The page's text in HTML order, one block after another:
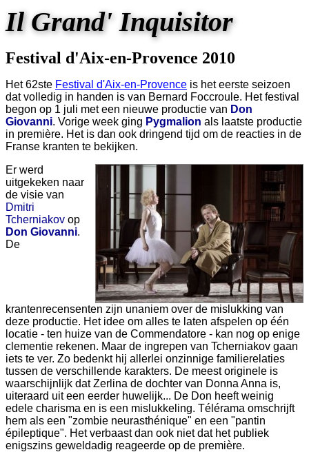
Il Grand' Inquisitor
Festival d'Aix-en-Provence 2010
Het 62ste Festival d'Aix-en-Provence is het eerste seizoen
dat volledig in handen is van Bernard Foccroule. Het festival
begon op 1 juli met een nieuwe productie van Don
Giovanni. Vorige week ging Pygmalion als laatste productie
in première. Het is dan ook dringend tijd om de reacties in de
Franse kranten te bekijken.
Er werd
uitgekeken naar
de visie van
Dmitri
Tcherniakov op
Don Giovanni.
De
krantenrecensenten zijn unaniem over de mislukking van
deze productie. Het idee om alles te laten afspelen op één
locatie - ten huize van de Commendatore - kan nog op enige
clementie rekenen. Maar de ingrepen van Tcherniakov gaan
iets te ver. Zo bedenkt hij allerlei onzinnige familierelaties
tussen de verschillende karakters. De meest originele is
waarschijnlijk dat Zerlina de dochter van Donna Anna is,
uiteraard uit een eerder huwelijk... De Don heeft weinig
edele charisma en is een mislukkeling. Télérama omschrijft
hem als een "zombie neurasthénique" en een "pantin
épileptique". Het verbaast dan ook niet dat het publiek
enigszins geweldadig reageerde op de première.